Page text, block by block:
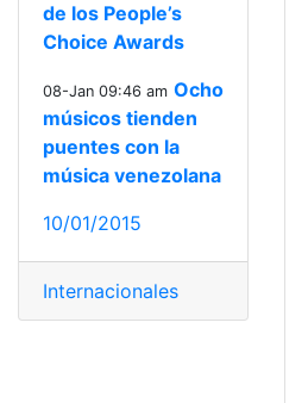
de los People’s
Choice Awards
08-Jan 09:46 am Ocho
músicos tienden
puentes con la
música venezolana
10/01/2015
Internacionales